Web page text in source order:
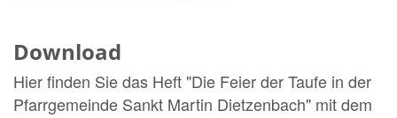
Download
Hier finden Sie das Heft "Die Feier der Taufe in der
Pfarrgemeinde Sankt Martin Dietzenbach" mit dem